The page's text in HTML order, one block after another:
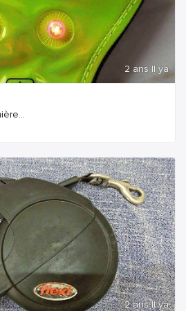
2 ans Il ya
2 ans Il ya